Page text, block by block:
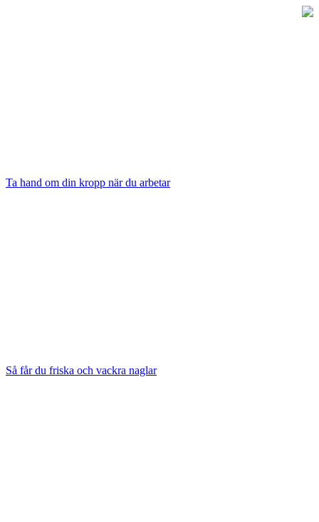
Ta hand om din kropp när du arbetar
Så får du friska och vackra naglar